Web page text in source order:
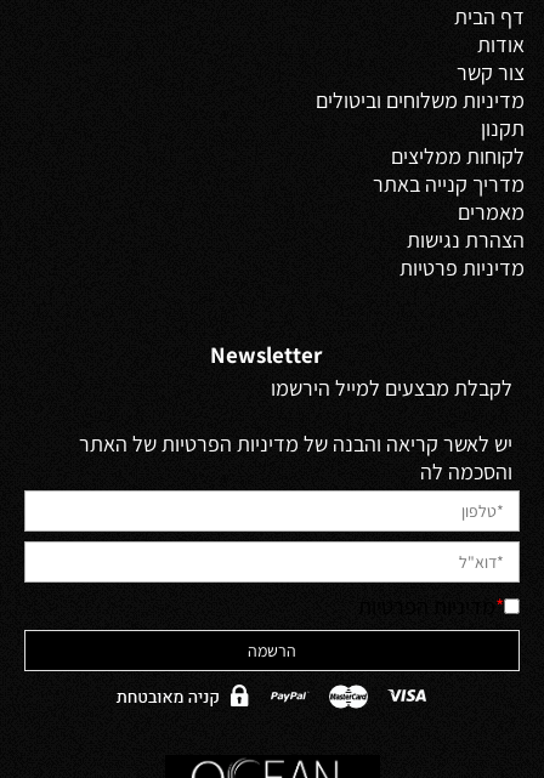
דף הבית
אודות
צור קשר
מדיניות משלוחים וביטולים
תקנון
לקוחות ממליצים
מדריך קנייה באתר
מאמרים
הצהרת נגישות
מדיניות פרטיות
Newsletter
לקבלת מבצעים למייל הירשמו
יש לאשר קריאה והבנה של מדיניות הפרטיות של האתר
והסכמה לה
*